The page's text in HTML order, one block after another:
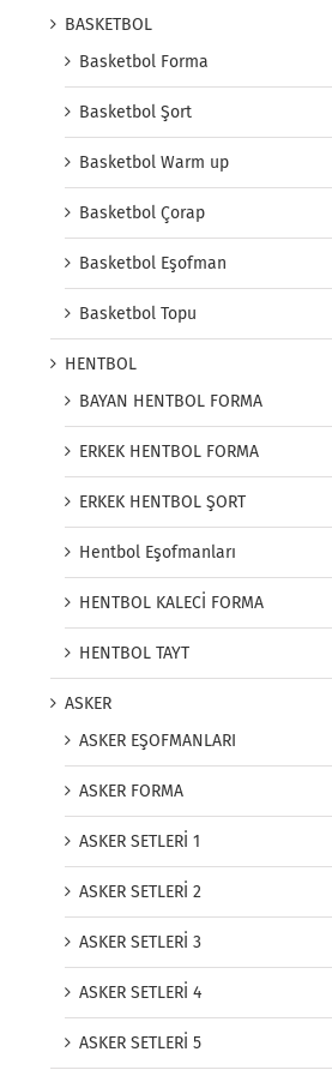
BASKETBOL
Basketbol Forma
Basketbol Şort
Basketbol Warm up
Basketbol Çorap
Basketbol Eşofman
Basketbol Topu
HENTBOL
BAYAN HENTBOL FORMA
ERKEK HENTBOL FORMA
ERKEK HENTBOL ŞORT
Hentbol Eşofmanları
HENTBOL KALECİ FORMA
HENTBOL TAYT
ASKER
ASKER EŞOFMANLARI
ASKER FORMA
ASKER SETLERİ 1
ASKER SETLERİ 2
ASKER SETLERİ 3
ASKER SETLERİ 4
ASKER SETLERİ 5